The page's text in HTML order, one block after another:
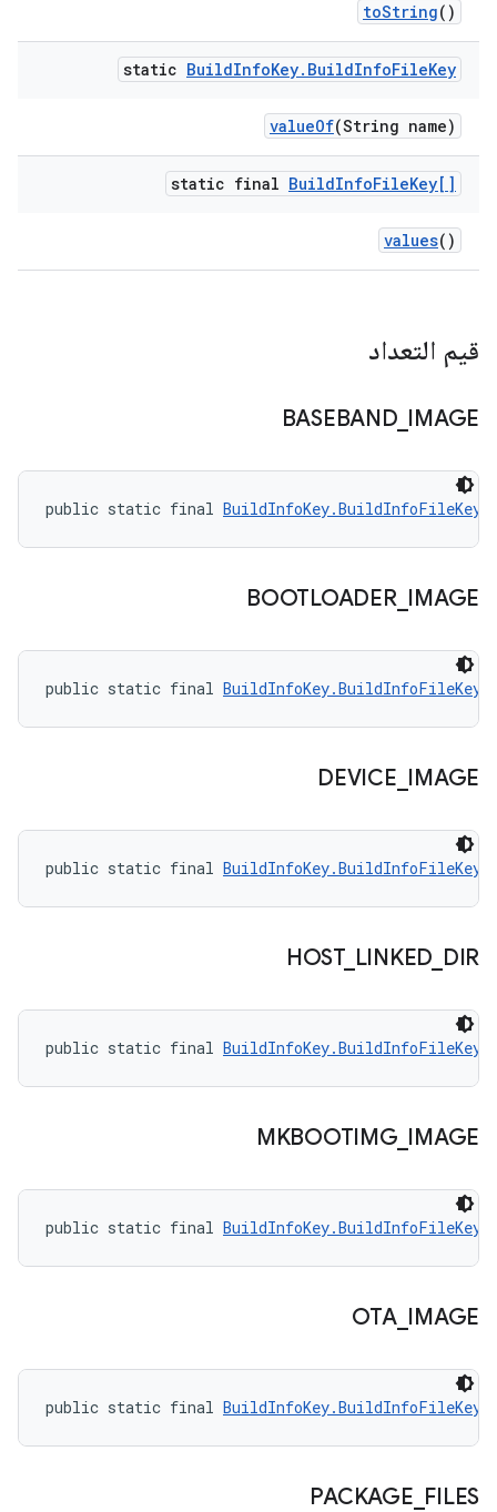
toString()
static BuildInfoKey. BuildInfoFileKey
valueOf(String name)
static final BuildInfoFileKey[]
values()
قيم التعداد
BASEBAND_ IMAGE
public static final BuildInfoKey.BuildInfoFileKey
BOOTLOADER_ IMAGE
public static final BuildInfoKey.BuildInfoFileKey
DEVICE IMAGE
public static final BuildInfoKey.BuildInfoFileKey
HOST_ LINKED DIR
public static final BuildInfoKey.BuildInfoFileKey
MKBOOTIMG_ IMAGE
public static final BuildInfoKey.BuildInfoFileKey
OTA_ IMAGE
public static final BuildInfoKey.BuildInfoFileKey
PACKAGE FILES